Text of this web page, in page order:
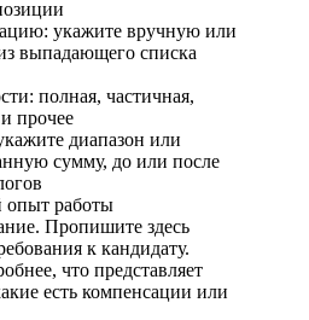
укажите вручную или
выпадающего списка
полная, частичная,
прочее
диапазон или
сумму, до или после
опыт работы
Пропишите здесь
к кандидату.
что представляет
есть компенсации или